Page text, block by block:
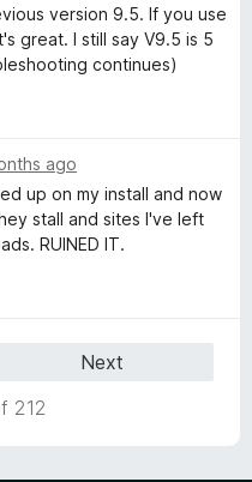
version 9.5. If you use
great. I still say V9.5 is 5
continues)
ago
up on my install and now
stall and sites I've left
RUINED IT.
Next
212